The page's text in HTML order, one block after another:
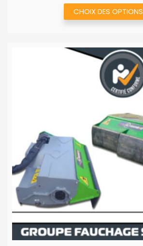
CHOIX DES OPTIONS